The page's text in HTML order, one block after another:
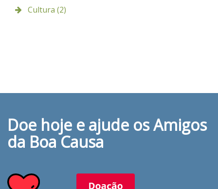
Cultura (2)
Doe hoje e ajude os Amigos
da Boa Causa